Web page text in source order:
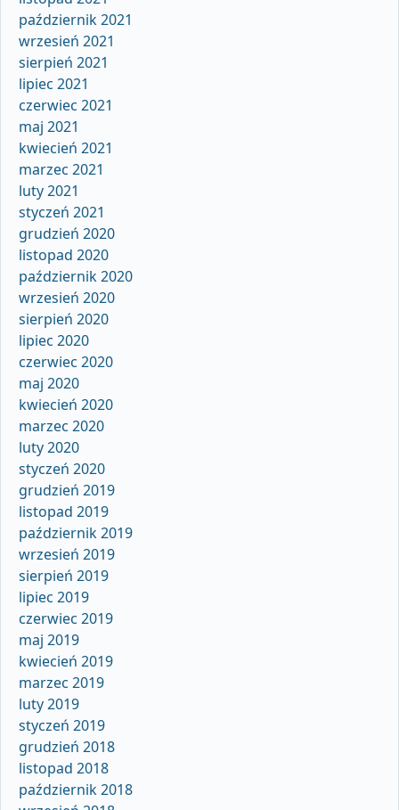
październik 2021
wrzesień 2021
sierpień 2021
lipiec 2021
czerwiec 2021
maj 2021
kwiecień 2021
marzec 2021
luty 2021
styczeń 2021
grudzień 2020
listopad 2020
październik 2020
wrzesień 2020
sierpień 2020
lipiec 2020
czerwiec 2020
maj 2020
kwiecień 2020
marzec 2020
luty 2020
styczeń 2020
grudzień 2019
listopad 2019
październik 2019
wrzesień 2019
sierpień 2019
lipiec 2019
czerwiec 2019
maj 2019
kwiecień 2019
marzec 2019
luty 2019
styczeń 2019
grudzień 2018
listopad 2018
październik 2018